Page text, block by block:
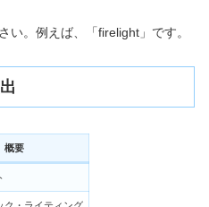
い。例えば、「firelight」です。
概要